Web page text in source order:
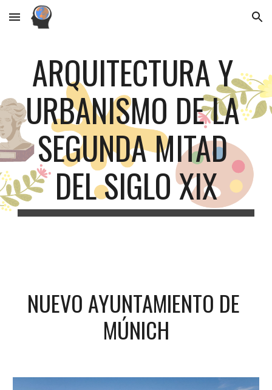
Skip to main content Skip to navigation
ARQUITECTURA Y
URBANISMO DE LA
SEGUNDA MITAD
DEL SIGLO XIX
NUEVO AYUNTAMIENTO DE
MÚNICH